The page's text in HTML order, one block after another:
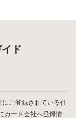
ド
にご登録されている住
カード会社へ登録情